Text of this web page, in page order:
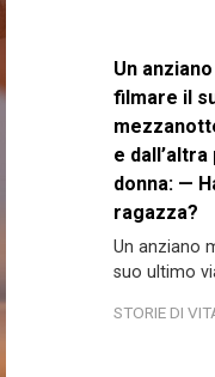
Un
filmare il
e
donna: —
ragazza?
Un anziano
suo ultimo
STORIE DI